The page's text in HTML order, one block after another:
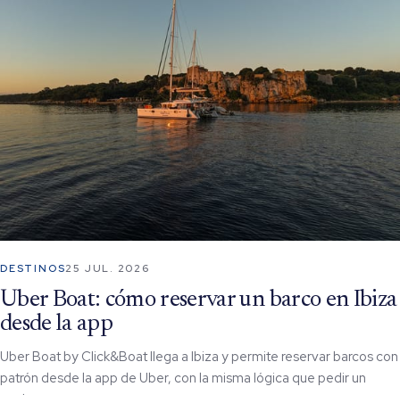
DESTINOS25 JUL. 2026
Uber Boat: cómo reservar un barco en Ibiza
desde la app
Uber Boat by Click&Boat llega a Ibiza y permite reservar barcos con
patrón desde la app de Uber, con la misma lógica que pedir un